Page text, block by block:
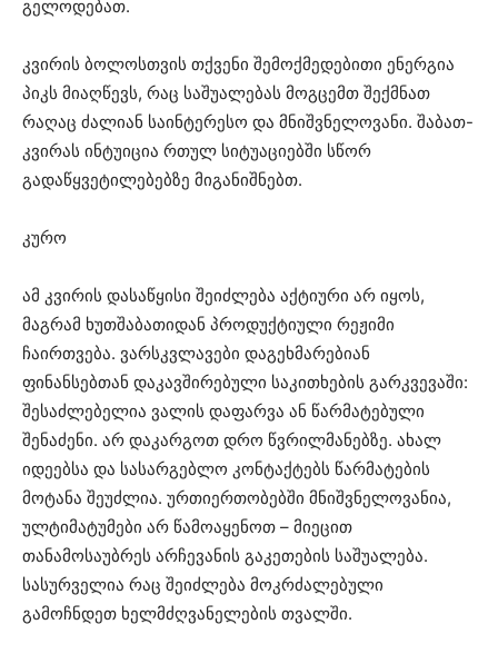
გელოდებათ.
კვირის ბოლოსთვის თქვენი შემოქმედებითი ენერგია
პიკს მიაღწევს, რაც საშუალებას მოგცემთ შექმნათ
რაღაც ძალიან საინტერესო და მნიშვნელოვანი. შაბათ-
კვირას ინტუიცია რთულ სიტუაციებში სწორ
გადაწყვეტილებებზე მიგანიშნებთ.
კურო
ამ კვირის დასაწყისი შეიძლება აქტიური არ იყოს,
მაგრამ ხუთშაბათიდან პროდუქტიული რეჟიმი
ჩაირთვება. ვარსკვლავები დაგეხმარებიან
ფინანსებთან დაკავშირებული საკითხების გარკვევაში:
შესაძლებელია ვალის დაფარვა ან წარმატებული
შენაძენი. არ დაკარგოთ დრო წვრილმანებზე. ახალ
იდეებსა და სასარგებლო კონტაქტებს წარმატების
მოტანა შეუძლია. ურთიერთობებში მნიშვნელოვანია,
ულტიმატუმები არ წამოაყენოთ – მიეცით
თანამოსაუბრეს არჩევანის გაკეთების საშუალება.
სასურველია რაც შეიძლება მოკრძალებული
გამოჩნდეთ ხელმძღვანელების თვალში.